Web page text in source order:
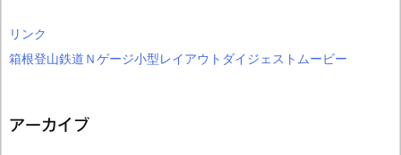
リンク
箱根登山鉄道Ｎゲージ小型レイアウトダイジェストムービー
アーカイブ